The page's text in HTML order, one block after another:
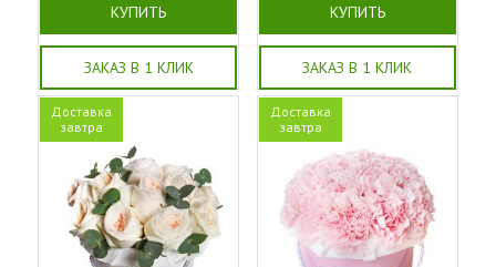
КУПИТЬ
ЗАКАЗ В 1 КЛИК
КУПИТЬ
ЗАКАЗ В 1 КЛИК
Доставка
завтра
Доставка
завтра